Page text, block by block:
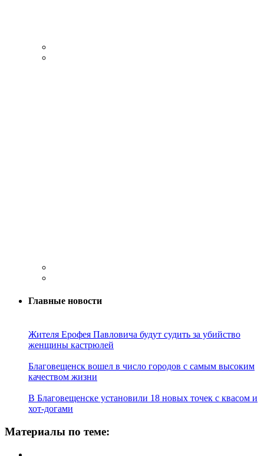
Главные новости
Жителя Ерофея Павловича будут судить за убийство
женщины кастрюлей
Благовещенск вошел в число городов с самым высоким
качеством жизни
В Благовещенске установили 18 новых точек с квасом и
хот-догами
Материалы по теме: